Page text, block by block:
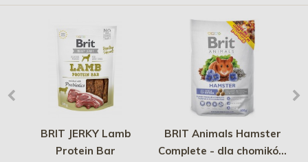
BRIT JERKY Lamb
Protein Bar
BRIT Animals Hamster
Complete - dla chomików